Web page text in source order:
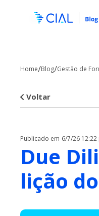
Home/Blog/Gestão de
Voltar
Publicado em 6/7/26 12:22
Due
lição